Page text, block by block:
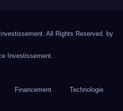
All Rights Reserved. by
Investissement.
Financement Technologie